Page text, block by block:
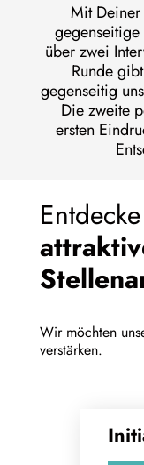
Mit
gegenseitige
über zwei
Runde
gegenseitig
Die zweite
ersten
Wir möchten
verstärken.